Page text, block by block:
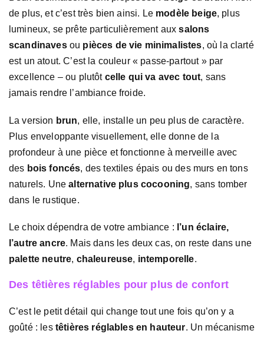
de plus, et c’est très bien ainsi. Le modèle beige, plus
lumineux, se prête particulièrement auxsalons
scandinavesou pièces de vie minimalistes, où la clarté
est un atout. C’est la couleur « passe-partout » par
excellence – ou plutôt celle qui va avec tout, sans
jamais rendre l’ambiance froide.
La version brun, elle, installe un peu plus de caractère.
Plus enveloppante visuellement, elle donne de la
profondeur à une pièce et fonctionne à merveille avec
des bois foncés, des textiles épais ou des murs en tons
naturels. Unealternative plus cocooning, sans tomber
dans le rustique.
Le choix dépendra de votre ambiance : l’un éclaire,
l’autre ancre. Mais dans les deux cas, on reste dans une
palette neutre, chaleureuse, intemporelle.
Des têtières réglables pour plus de confort
C’est le petit détail qui change tout une fois qu’on y a
goûté : les têtières réglables en hauteur. Un mécanisme